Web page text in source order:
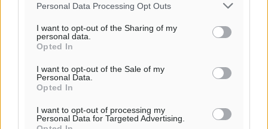
Personal Data Processing Opt Outs
I want to opt-out of the Sharing of my
personal data.
Opted In
I want to opt-out of the Sale of my
Personal Data.
Opted In
I want to opt-out of processing my
Personal Data for Targeted Advertising.
o καιρός τώρα:
km/h
29°